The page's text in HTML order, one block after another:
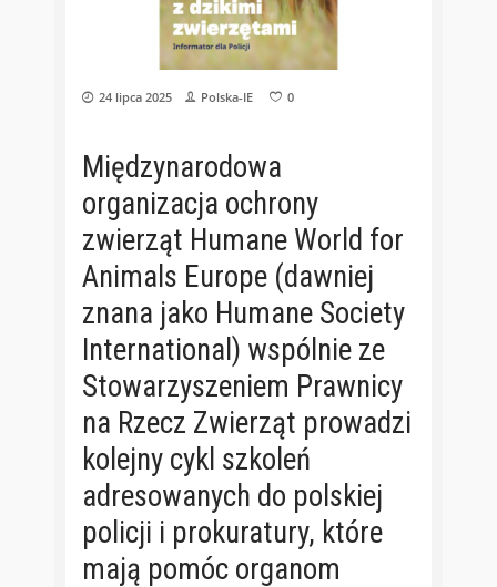
24 lipca 2025 Polska-IE 0
Międzynarodowa
organizacja ochrony
zwierząt Humane World for
Animals Europe (dawniej
znana jako Humane Society
International) wspólnie ze
Stowarzyszeniem Prawnicy
na Rzecz Zwierząt prowadzi
kolejny cykl szkoleń
adresowanych do polskiej
policji i prokuratury, które
mają pomóc organom